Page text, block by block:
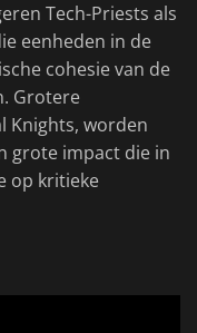
Tech-Priests als
eenheden in de
cohesie van de
Grotere
Knights, worden
grote impact die in
op kritieke